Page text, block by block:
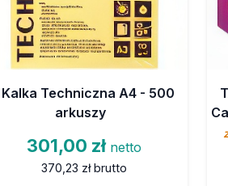
Kalka Techniczna A4 - 500
arkuszy
301,00 zł netto
370,23 zł brutto